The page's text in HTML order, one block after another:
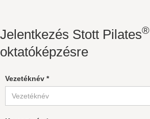
Jelentkezés Stott Pilates®
oktatóképzésre
Vezetéknév *